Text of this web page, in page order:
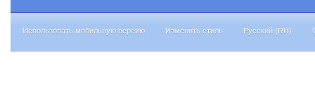
Использовать мобильную версию Изменить стиль Русский (RU)